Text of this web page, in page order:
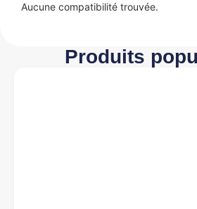
Aucune compatibilité trouvée.
Produits